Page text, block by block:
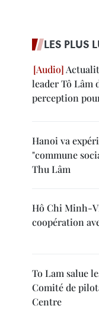
LES PLUS
leader Tô Lâm
perception
Hanoi va
"commune
Thu Lâm
Hô Chi Minh-
coopération
To Lam salue
Comité de
Centre